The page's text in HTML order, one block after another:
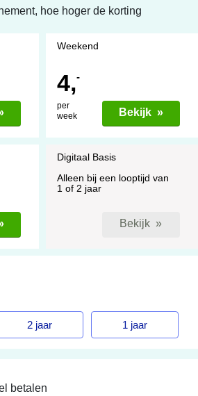
hoe hoger de korting
Weekend
4,-
per
week
Bekijk »
Digitaal Basis
Alleen bij een looptijd van
1 of 2 jaar
Bekijk »
2 jaar 1 jaar
betalen